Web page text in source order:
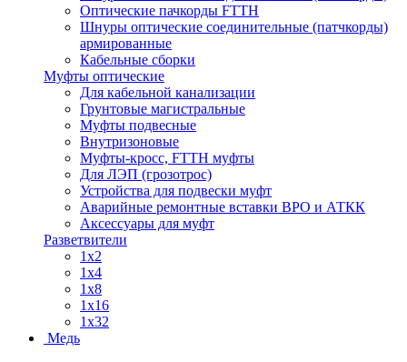
Оптические пачкорды FTTH
Шнуры оптические соединительные (патчкорды)
армированные
Кабельные сборки
Муфты оптические
Для кабельной канализации
Грунтовые магистральные
Муфты подвесные
Внутризоновые
Муфты-кросс, FTTH муфты
Для ЛЭП (грозотрос)
Устройства для подвески муфт
Аварийные ремонтные вставки ВРО и АТКК
Аксессуары для муфт
Разветвители
1x2
1x4
1x8
1x16
1x32
Медь